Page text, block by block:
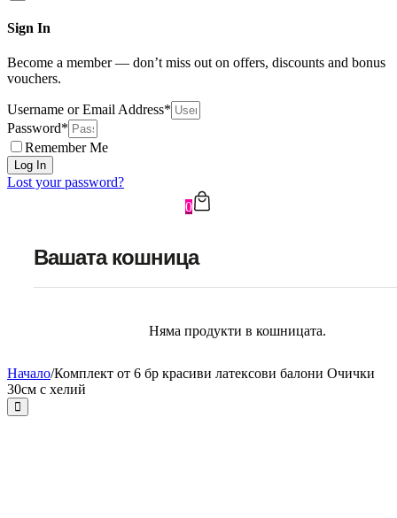
Sign In
Become a member — don’t miss out on offers, discounts and bonus
vouchers.
Username or Email Address*
Password*
Remember Me
Log In
Lost your password?
0
Вашата кошница
Няма продукти в кошницата.
Начало/Комплект от 6 бр красиви латексови балони Очички
30см с хелий